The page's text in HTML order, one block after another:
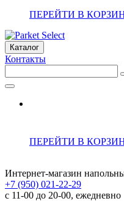
ПЕРЕЙТИ В
Каталог
Контакты
ПЕРЕЙТИ В
Интернет-магазин
+7 (950) 021-22-29
с 11-00 до 20-00, ежедневно